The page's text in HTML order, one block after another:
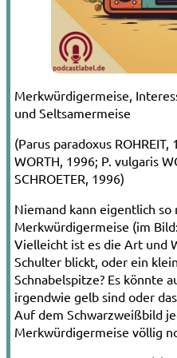
Merkwürdigermeise,
und Seltsamermeise
(Parus paradoxus
WORTH, 1996; P. vulgaris
SCHROETER, 1996)
Niemand kann eigentlich so
Merkwürdigermeise (im
Vielleicht ist es die Art und
Schulter blickt, oder ein
Schnabelspitze? Es könnte
irgendwie gelb sind oder
Auf dem Schwarzweißbild
Merkwürdigermeise völlig